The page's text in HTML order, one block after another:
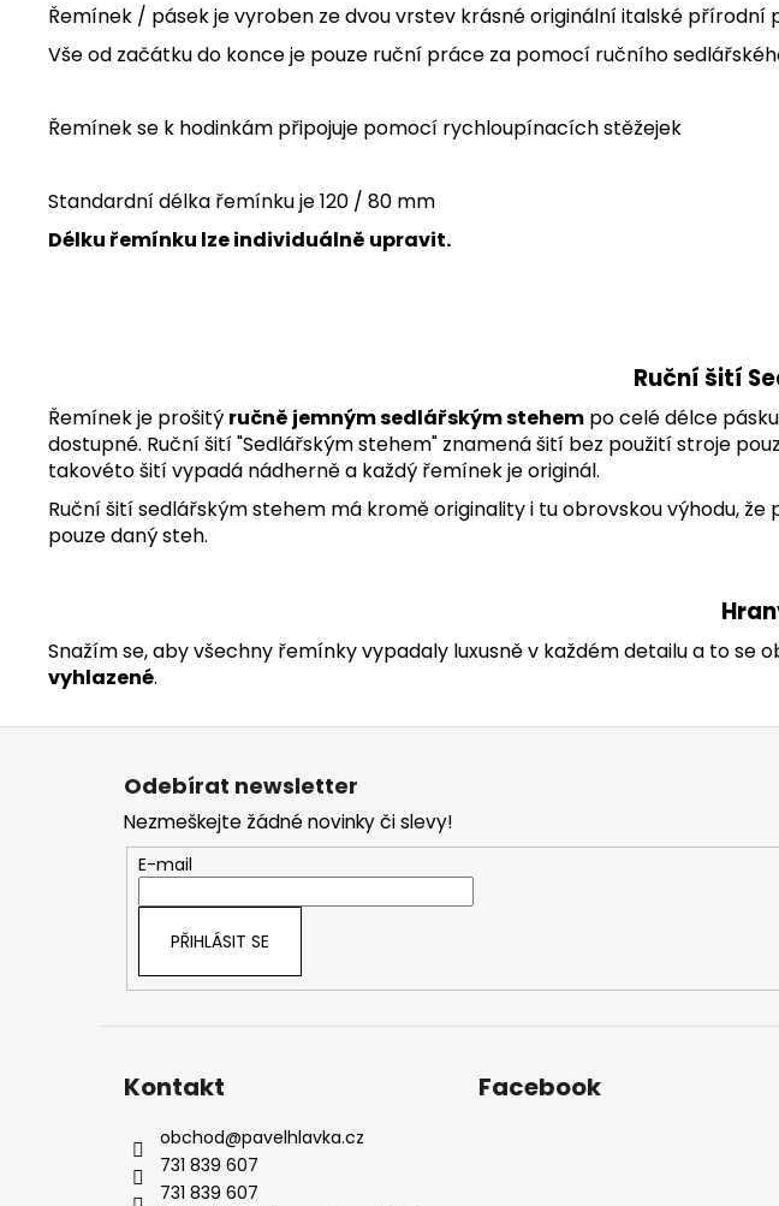
Řemínek / pásek je vyroben ze dvou vrstev krásné originální italské přírodní
Vše od začátku do konce je pouze ruční práce za pomocí ručního
Řemínek se k hodinkám připojuje pomocí rychloupínacích stěžejek
Standardní délka řemínku je 120 / 80 mm
Délku řemínku lze individuálně upravit.
Ruční šití
Řemínek je prošitý ručně jemným sedlářským stehem po celé délce
dostupné. Ruční šití "Sedlářským stehem" znamená šití bez použití stroje
takovéto šití vypadá nádherně a každý řemínek je originál.
Ruční šití sedlářským stehem má kromě originality i tu obrovskou výhodu,
pouze daný steh.
Snažím se, aby všechny řemínky vypadaly luxusně v každém detailu a to se
vyhlazené.
Odebírat newsletter
Nezmeškejte žádné novinky či slevy!
E-mail
PŘIHLÁSIT SE
Kontakt
obchod@pavelhlavka.cz
731 839 607
731 839 607
Facebook